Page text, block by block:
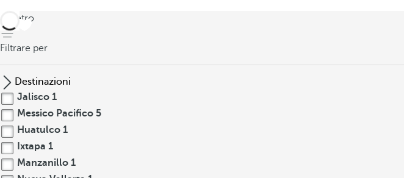
indietro
Filtrare per
Destinazioni
Jalisco 1
Messico Pacifico 5
Huatulco 1
Ixtapa 1
Manzanillo 1